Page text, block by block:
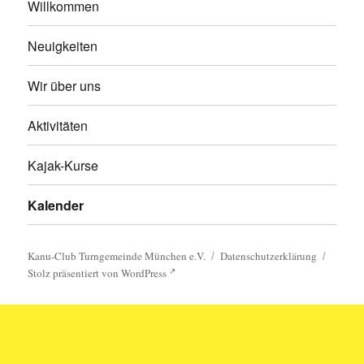
Willkommen
Neuigkeiten
Wir über uns
Aktivitäten
Kajak-Kurse
Kalender
Kanu-Club Turngemeinde München e.V.
Datenschutzerklärung
Stolz präsentiert von WordPress